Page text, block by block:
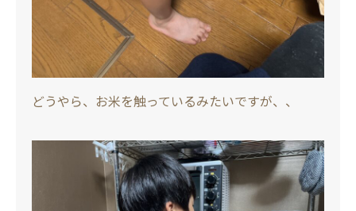
どうやら、お米を触っているみたいですが、、